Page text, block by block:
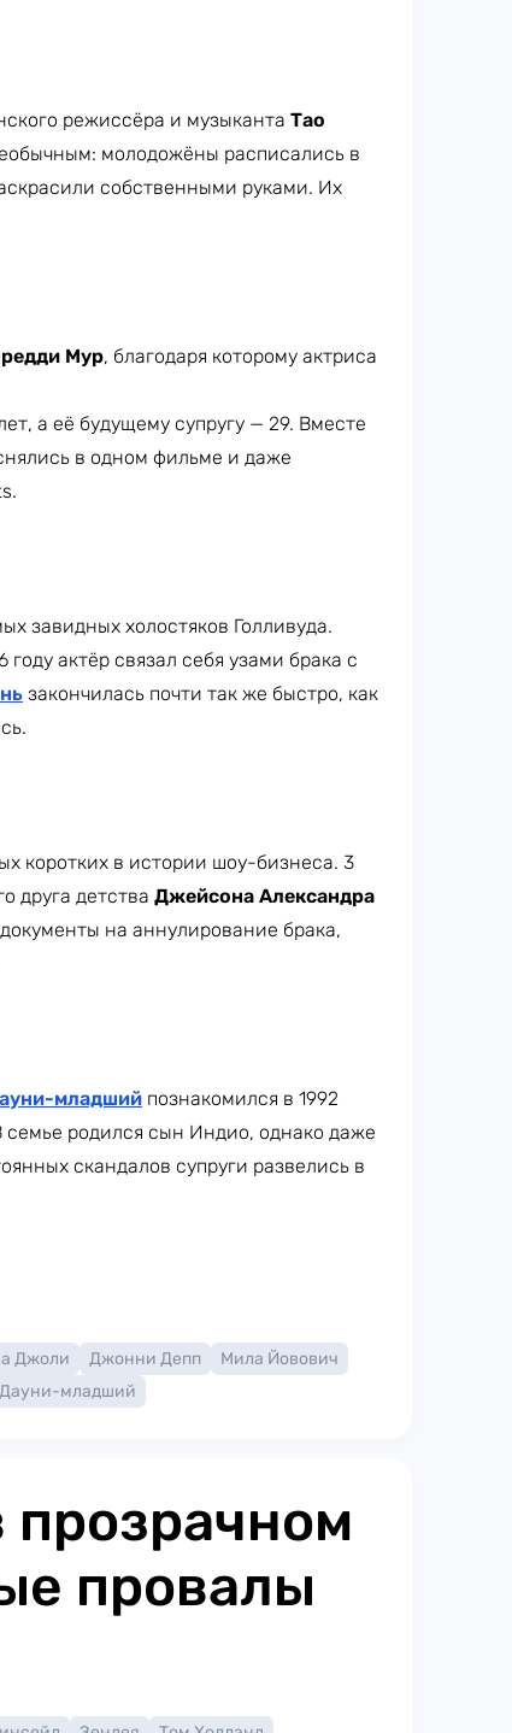
режиссёра и музыканта Тао
молодожёны расписались в
собственными руками. Их
Мур, благодаря которому актриса
а её будущему супругу — 29. Вместе
в одном фильме и даже
завидных холостяков Голливуда.
актёр связал себя узами брака с
закончилась почти так же быстро, как
коротких в истории шоу-бизнеса. 3
друга детства Джейсона Александра
на аннулирование брака,
младший познакомился в 1992
семье родился сын Индио, однако даже
скандалов супруги развелись в
Джоли Джонни Депп
Мила Йовович
Дауни-младший
провалы